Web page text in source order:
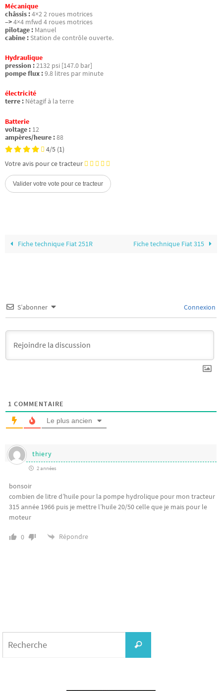
Mécanique
châssis :4×2 2 roues motrices
–>4×4 mfwd 4 roues motrices
pilotage : Manuel
cabine : Station de contrôle ouverte.
Hydraulique
pression :2132 psi [147.0 bar]
pompe flux :9.8 litres par minute
électricité
terre : Nétagif à la terre
Batterie
voltage : 12
ampères/heure :88
4/5 (1)
Votre avis pour ce tracteur
Fiche technique Fiat 251R Fiche technique Fiat 315
S’abonner Connexion
1 COMMENTAIRE
Le plus ancien
thiery
2 années
bonsoir
combien de litre d’huile pour la pompe hydrolique pour mon tracteur
315 année 1966 puis je mettre l’huile 20/50 celle que je mais pour le
moteur
0 Répondre
Recherche